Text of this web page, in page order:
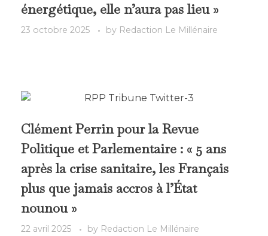
énergétique, elle n’aura pas lieu »
23 octobre 2025 by Redaction Le Millénaire
Clément Perrin pour la Revue
Politique et Parlementaire : « 5 ans
après la crise sanitaire, les Français
plus que jamais accros à l’État
nounou »
22 avril 2025 by Redaction Le Millénaire